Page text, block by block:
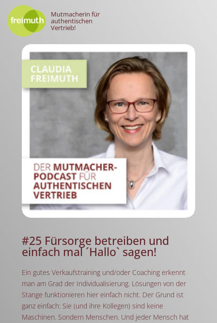
Mutmacherin für
authentischen
Vertrieb!
#25 Fürsorge betreiben und
einfach mal ´Hallo` sagen!
Ein gutes Verkaufstraining und/oder Coaching erkennt
man am Grad der Individualisierung. Lösungen von der
Stange funktionieren hier einfach nicht. Der Grund ist
ganz einfach: Sie (und ihre Kollegen) sind keine
Maschinen. Sondern Menschen. Und jeder Mensch hat